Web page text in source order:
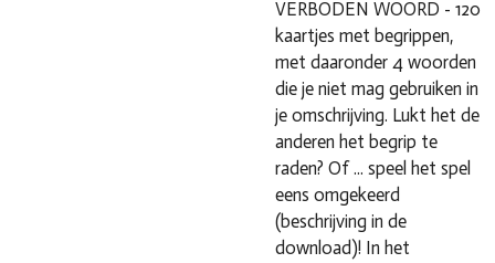
VERBODEN WOORD - 120
kaartjes met begrippen,
met daaronder 4 woorden
die je niet mag gebruiken in
je omschrijving. Lukt het de
anderen het begrip te
raden? Of ... speel het spel
eens omgekeerd
(beschrijving in de
download)! In het